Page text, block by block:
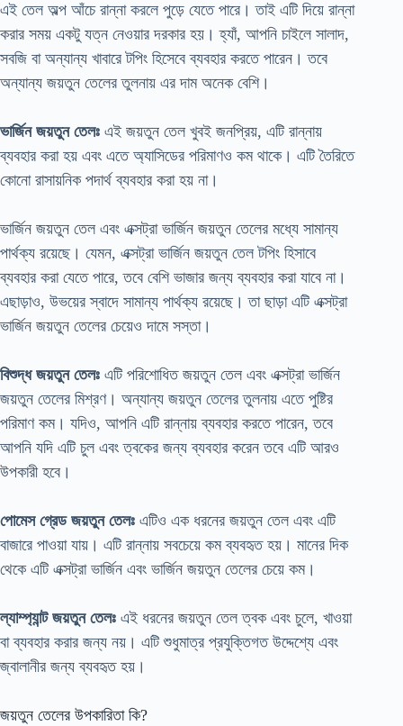
এই তেল অল্প আঁচে রান্না করলে পুড়ে যেতে পারে। তাই এটি দিয়ে রান্না
করার সময় একটু যত্ন নেওয়ার দরকার হয়। হ্যাঁ, আপনি চাইলে সালাদ,
সবজি বা অন্যান্য খাবারে টপিং হিসেবে ব্যবহার করতে পারেন। তবে
অন্যান্য জয়তুন তেলের তুলনায় এর দাম অনেক বেশি।
ভার্জিন জয়তুন তেলঃ এই জয়তুন তেল খুবই জনপ্রিয়, এটি রান্নায়
ব্যবহার করা হয় এবং এতে অ্যাসিডের পরিমাণও কম থাকে। এটি তৈরিতে
কোনো রাসায়নিক পদার্থ ব্যবহার করা হয় না।
ভার্জিন জয়তুন তেল এবং এক্সট্রা ভার্জিন জয়তুন তেলের মধ্যে সামান্য
পার্থক্য রয়েছে। যেমন, এক্সট্রা ভার্জিন জয়তুন তেল টপিং হিসাবে
ব্যবহার করা যেতে পারে, তবে বেশি ভাজার জন্য ব্যবহার করা যাবে না।
এছাড়াও, উভয়ের স্বাদে সামান্য পার্থক্য রয়েছে। তা ছাড়া এটি এক্সট্রা
ভার্জিন জয়তুন তেলের চেয়েও দামে সস্তা।
বিশুদ্ধ জয়তুন তেলঃ এটি পরিশোধিত জয়তুন তেল এবং এক্সট্রা ভার্জিন
জয়তুন তেলের মিশ্রণ। অন্যান্য জয়তুন তেলের তুলনায় এতে পুষ্টির
পরিমাণ কম। যদিও, আপনি এটি রান্নায় ব্যবহার করতে পারেন, তবে
আপনি যদি এটি চুল এবং ত্বকের জন্য ব্যবহার করেন তবে এটি আরও
উপকারী হবে।
পোমেস গ্রেড জয়তুন তেলঃ এটিও এক ধরনের জয়তুন তেল এবং এটি
বাজারে পাওয়া যায়। এটি রান্নায় সবচেয়ে কম ব্যবহৃত হয়। মানের দিক
থেকে এটি এক্সট্রা ভার্জিন এবং ভার্জিন জয়তুন তেলের চেয়ে কম।
ল্যাম্প্যান্ট জয়তুন তেলঃ এই ধরনের জয়তুন তেল ত্বক এবং চুলে, খাওয়া
বা ব্যবহার করার জন্য নয়। এটি শুধুমাত্র প্রযুক্তিগত উদ্দেশ্যে এবং
জ্বালানীর জন্য ব্যবহৃত হয়।
জয়তুন তেলের উপকারিতা কি?